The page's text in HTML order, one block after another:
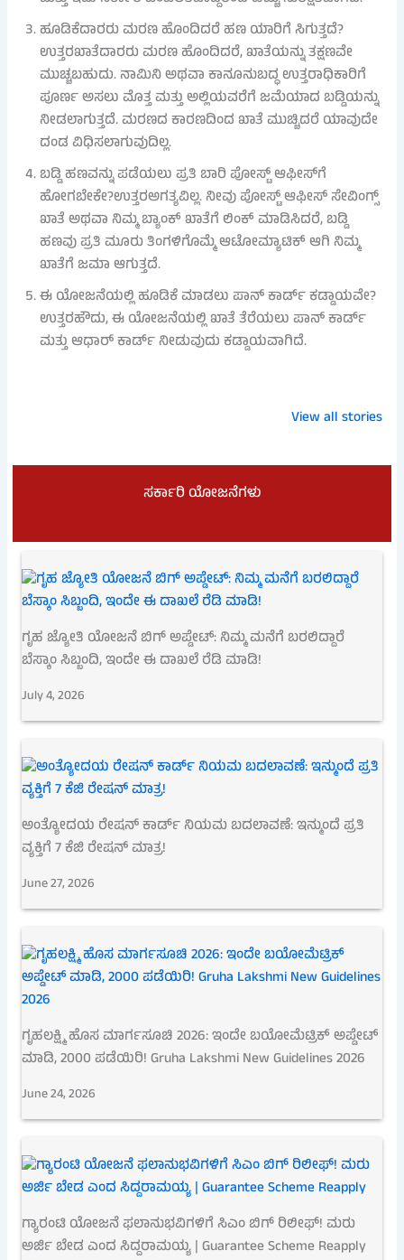
ಹೂಡಿಕೆದಾರರು ಮರಣ ಹೊಂದಿದರೆ ಹಣ ಯಾರಿಗೆ ಸಿಗುತ್ತದೆ?
ಉತ್ತರಖಾತೆದಾರರು ಮರಣ ಹೊಂದಿದರೆ, ಖಾತೆಯನ್ನು ತಕ್ಷಣವೇ
ಮುಚ್ಚಬಹುದು. ನಾಮಿನಿ ಅಥವಾ ಕಾನೂನುಬದ್ಧ ಉತ್ತರಾಧಿಕಾರಿಗೆ
ಪೂರ್ಣ ಅಸಲು ಮೊತ್ತ ಮತ್ತು ಅಲ್ಲಿಯವರೆಗೆ ಜಮೆಯಾದ ಬಡ್ಡಿಯನ್ನು
ನೀಡಲಾಗುತ್ತದೆ. ಮರಣದ ಕಾರಣದಿಂದ ಖಾತೆ ಮುಚ್ಚಿದರೆ ಯಾವುದೇ
ದಂಡ ವಿಧಿಸಲಾಗುವುದಿಲ್ಲ.
ಬಡ್ಡಿ ಹಣವನ್ನು ಪಡೆಯಲು ಪ್ರತಿ ಬಾರಿ ಪೋಸ್ಟ್ ಆಫೀಸ್‌ಗೆ
ಹೋಗಬೇಕೇ?ಉತ್ತರಅಗತ್ಯವಿಲ್ಲ. ನೀವು ಪೋಸ್ಟ್ ಆಫೀಸ್ ಸೇವಿಂಗ್ಸ್
ಖಾತೆ ಅಥವಾ ನಿಮ್ಮ ಬ್ಯಾಂಕ್ ಖಾತೆಗೆ ಲಿಂಕ್ ಮಾಡಿಸಿದರೆ, ಬಡ್ಡಿ
ಹಣವು ಪ್ರತಿ ಮೂರು ತಿಂಗಳಿಗೊಮ್ಮೆ ಆಟೋಮ್ಯಾಟಿಕ್ ಆಗಿ ನಿಮ್ಮ
ಖಾತೆಗೆ ಜಮಾ ಆಗುತ್ತದೆ.
ಈ ಯೋಜನೆಯಲ್ಲಿ ಹೂಡಿಕೆ ಮಾಡಲು ಪಾನ್ ಕಾರ್ಡ್ ಕಡ್ಡಾಯವೇ?
ಉತ್ತರಹೌದು, ಈ ಯೋಜನೆಯಲ್ಲಿ ಖಾತೆ ತೆರೆಯಲು ಪಾನ್ ಕಾರ್ಡ್
ಮತ್ತು ಆಧಾರ್ ಕಾರ್ಡ್ ನೀಡುವುದು ಕಡ್ಡಾಯವಾಗಿದೆ.
View all stories
ಕರ್ನಾಟಕದಲ್ಲಿ 4.50 ನ್ಯೂಸ್! ಕೃಷಿ
ಸರ್ಕಾರಿ ಯೋಜನೆಗಳು
ಗೃಹ ಜ್ಯೋತಿ ಯೋಜನೆ ಬಿಗ್ ಅಪ್ಡೇಟ್: ನಿಮ್ಮ ಮನೆಗೆ ಬರಲಿದ್ದಾರೆ
ಬೆಸ್ಕಾಂ ಸಿಬ್ಬಂದಿ, ಇಂದೇ ಈ ದಾಖಲೆ ರೆಡಿ ಮಾಡಿ!
July 4, 2026
ಅಂತ್ಯೋದಯ ರೇಷನ್ ಕಾರ್ಡ್ ನಿಯಮ ಬದಲಾವಣೆ: ಇನ್ಮುಂದೆ ಪ್ರತಿ
ವ್ಯಕ್ತಿಗೆ 7 ಕೆಜಿ ರೇಷನ್ ಮಾತ್ರ!
June 27, 2026
ಗೃಹಲಕ್ಷ್ಮಿ ಹೊಸ ಮಾರ್ಗಸೂಚಿ 2026: ಇಂದೇ ಬಯೋಮೆಟ್ರಿಕ್ ಅಪ್ಡೇಟ್
ಮಾಡಿ, 2000 ಪಡೆಯಿರಿ! Gruha Lakshmi New Guidelines 2026
June 24, 2026
ಗ್ಯಾರಂಟಿ ಯೋಜನೆ ಫಲಾನುಭವಿಗಳಿಗೆ ಸಿಎಂ ಬಿಗ್ ರಿಲೀಫ್! ಮರು
ಅರ್ಜಿ ಬೇಡ ಎಂದ ಸಿದ್ದರಾಮಯ್ಯ | Guarantee Scheme Reapply